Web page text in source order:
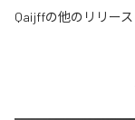
Qaijffの他のリリース